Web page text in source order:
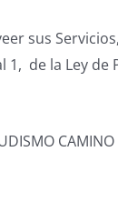
sus
de la Ley de
CAMINO